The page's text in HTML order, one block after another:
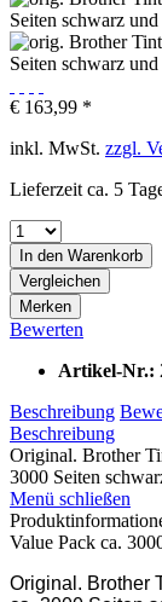
€ 163,99 *
inkl. MwSt. zzgl.
Lieferzeit ca. 5
In den Warenkorb
Vergleichen
Merken
Bewerten
Artikel-Nr.:
Beschreibung
Beschreibung
Original. Brother
3000 Seiten
Menü schließen
Value Pack ca.
Original. Brother